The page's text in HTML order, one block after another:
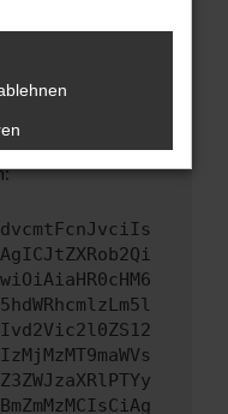
Schritte versucht
werden
Du kannst
uns bei der